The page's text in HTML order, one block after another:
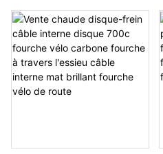
Gravel Mtb
performance, conçue
spécifiquement pour le
cycle mixte de la route et
du gravier, avec un
matériau en fibre de
carbone de qualité T700,
résistance, réduisant